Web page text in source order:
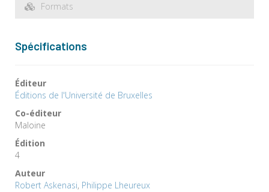
Formats
Spécifications
Éditeur
Éditions de l'Université de Bruxelles
Co-éditeur
Maloine
Édition
4
Auteur
Robert Askenasi, Philippe Lheureux